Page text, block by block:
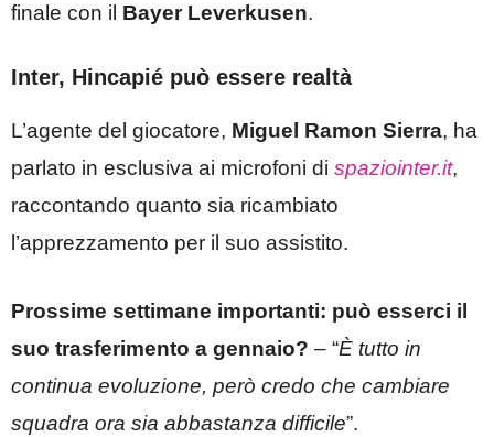
finale con il Bayer Leverkusen.
Inter, Hincapié può essere realtà
L’agente del giocatore, Miguel Ramon Sierra, ha
parlato in esclusiva ai microfoni di spaziointer.it,
raccontando quanto sia ricambiato
l’apprezzamento per il suo assistito.
Prossime settimane importanti: può esserci il
suo trasferimento a gennaio? – “È tutto in
continua evoluzione, però credo che cambiare
squadra ora sia abbastanza difficile”.